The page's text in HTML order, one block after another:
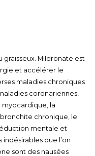
Mildronate est
et accélérer le
maladies chroniques
coronariennes,
myocardique, la
chronique, le
mentale et
que l’on
sont des nausées